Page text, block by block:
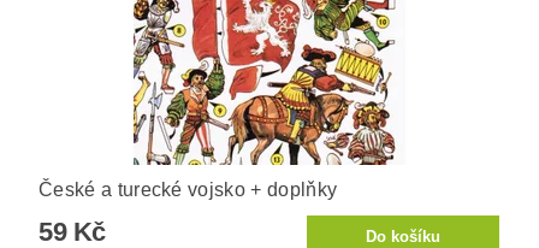
České a turecké vojsko + doplňky
59 Kč